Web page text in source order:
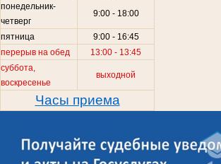
понедельник-
четверг
9:00 - 18:00
пятница
9:00 - 16:45
перерыв на обед
13:00 - 13:45
суббота,
воскресенье
выходной
Часы приема